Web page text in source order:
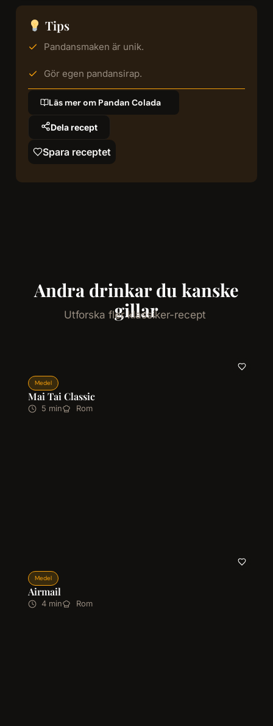
Tips
Pandansmaken är unik.
Gör egen pandansirap.
Läs mer om Pandan Colada
Dela recept
Spara receptet
Andra drinkar du kanske
gillar
Utforska fler klassiker-recept
Medel
Mai Tai Classic
5 min Rom
Medel
Airmail
4 min Rom